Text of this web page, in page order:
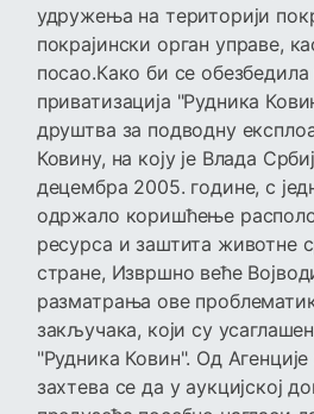
удружења на територији
покрајински орган управе,
посао.Како би се
приватизација "Рудника
друштва за подводну
Ковину, на коју је Влада
децембра 2005. године, с
одржало коришћење
ресурса и заштита животне
стране, Извршно веће
разматрања ове
закључака, који су
"Рудника Ковин". Од Агенције
захтева се да у аукцијској